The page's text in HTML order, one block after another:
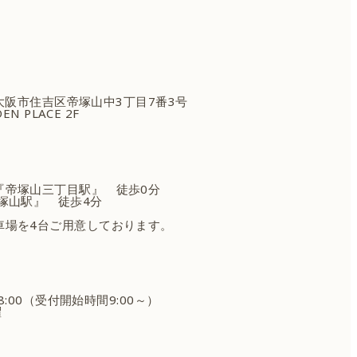
市住吉区帝塚山中3丁目7番3号
PLACE 2F
帝塚山三丁目駅』 徒歩0分
山駅』 徒歩4分
を4台ご用意しております。
（受付開始時間9:00～）